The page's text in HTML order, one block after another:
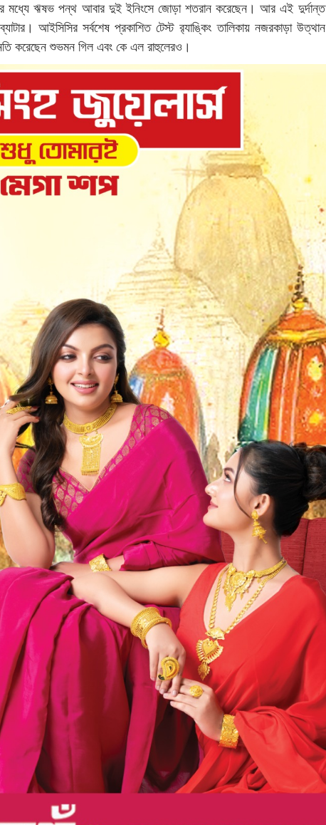
এর মধ্যে ঋষভ পন্থ আবার দুই ইনিংসে জোড়া শতরান করেছেন। আর এই দুর্দান্ত
আইসিসির সর্বশেষ প্রকাশিত টেস্ট র‌্যাঙ্কিং তালিকায় নজরকাড়া উত্থান
করেছেন শুভমন গিল এবং কে এল রাহুলেরও।